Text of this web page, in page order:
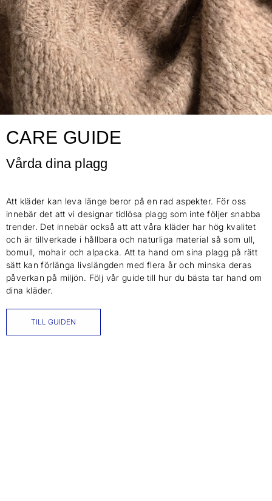
CARE GUIDE
Vårda dina plagg
Att kläder kan leva länge beror på en rad aspekter. För oss
innebär det att vi designar tidlösa plagg som inte följer snabba
trender. Det innebär också att att våra kläder har hög kvalitet
och är tillverkade i hållbara och naturliga material så som ull,
bomull, mohair och alpacka. Att ta hand om sina plagg på rätt
sätt kan förlänga livslängden med flera år och minska deras
påverkan på miljön. Följ vår guide till hur du bästa tar hand om
dina kläder.
TILL GUIDEN